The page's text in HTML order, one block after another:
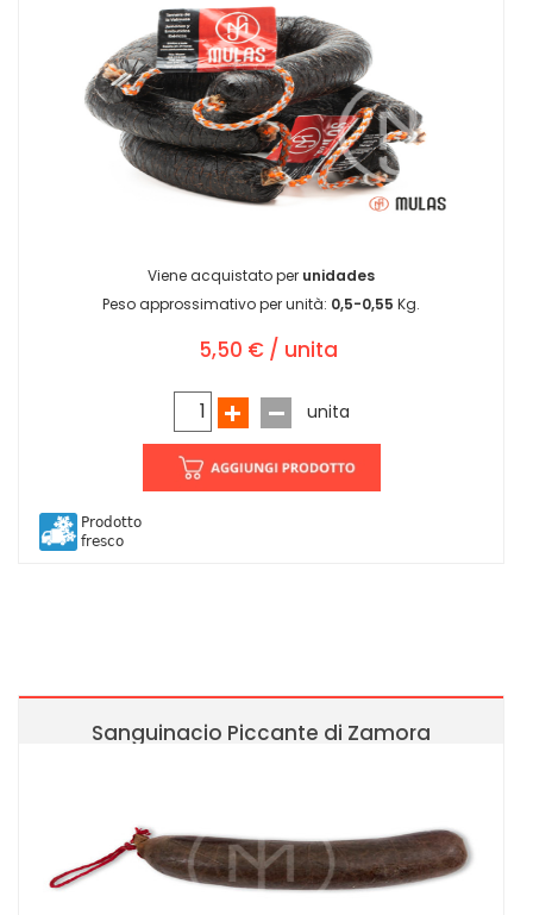
Viene acquistato per unidades
Peso approssimativo per unità: 0,5-0,55 Kg.
5,50 € / unita
unita
Prodotto
fresco
Sanguinacio Piccante di Zamora